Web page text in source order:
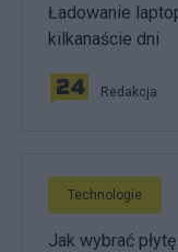
Ładowanie
kilkanaście dni
Redakcja
Technologie
Jak wybrać